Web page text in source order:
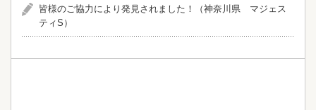
皆様のご協力により発見されました！（神奈川県 マジェス
ティS）